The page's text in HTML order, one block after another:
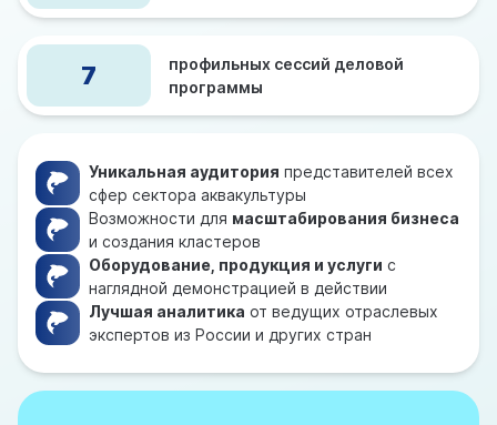
7
профильных сессий деловой
программы
Уникальная аудитория представителей всех
сфер сектора аквакультуры
Возможности для масштабирования бизнеса
и создания кластеров
Оборудование, продукция и услуги с
наглядной демонстрацией в действии
Лучшая аналитика от ведущих отраслевых
экспертов из России и других стран